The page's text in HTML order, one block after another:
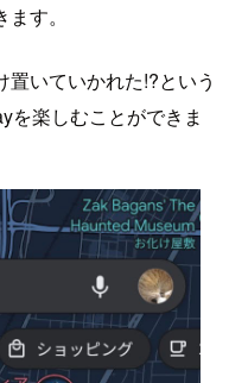
す。
いていかれた!?という
を楽しむことができま